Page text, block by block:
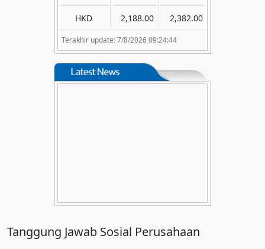
Terakhir update: 7/8/2026 09:24:44
HKD 2,188.00 2,382.00
Tanggung Jawab Sosial Perusahaan